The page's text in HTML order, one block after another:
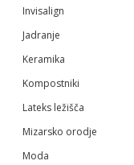
Invisalign
Jadranje
Keramika
Kompostniki
Lateks ležišča
Mizarsko orodje
Moda